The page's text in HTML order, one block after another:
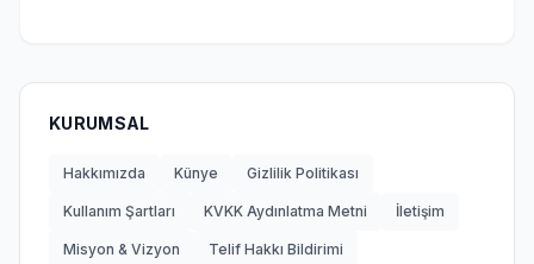
KURUMSAL
Hakkımızda Künye Gizlilik Politikası
Kullanım Şartları KVKK Aydınlatma Metni İletişim
Misyon & Vizyon Telif Hakkı Bildirimi